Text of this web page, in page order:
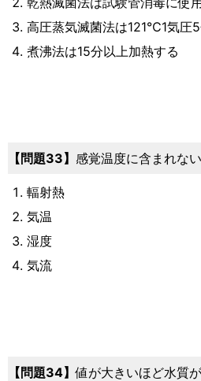
高圧蒸気滅菌法は121℃1気圧
煮沸法は15分以上加熱する
33 感覚温度に含まれな
輻射熱
気温
湿度
気流
34
値が大きいほど水質